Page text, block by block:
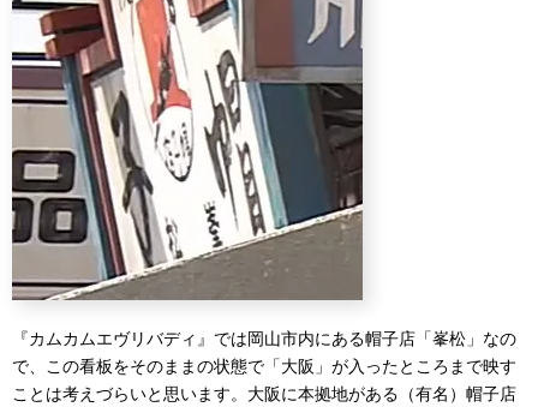
『カムカムエヴリバディ』では岡山市内にある帽子店「峯松」なの
で、この看板をそのままの状態で「大阪」が入ったところまで映す
ことは考えづらいと思います。大阪に本拠地がある（有名）帽子店